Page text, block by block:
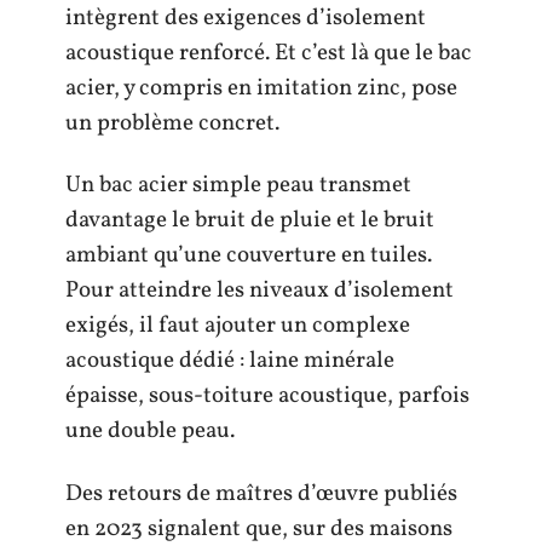
intègrent des exigences d’isolement
acoustique renforcé. Et c’est là que le bac
acier, y compris en imitation zinc, pose
un problème concret.
Un bac acier simple peau transmet
davantage le bruit de pluie et le bruit
ambiant qu’une couverture en tuiles.
Pour atteindre les niveaux d’isolement
exigés, il faut ajouter un complexe
acoustique dédié : laine minérale
épaisse, sous-toiture acoustique, parfois
une double peau.
Des retours de maîtres d’œuvre publiés
en 2023 signalent que, sur des maisons